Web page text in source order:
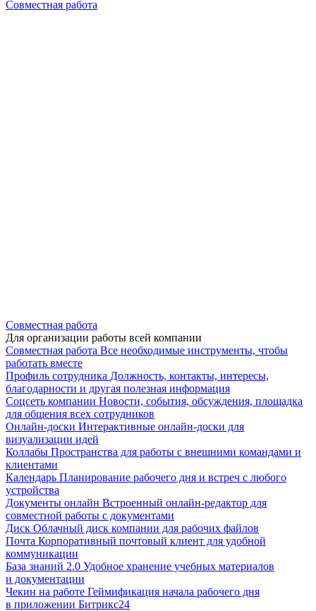
Совместная работа
Совместная работа
Для организации работы всей компании
Совместная работа Все необходимые инструменты, чтобы
работать вместе
Профиль сотрудника Должность, контакты, интересы,
благодарности и другая полезная информация
Соцсеть компании Новости, события, обсуждения, площадка
для общения всех сотрудников
Онлайн-доски Интерактивные онлайн-доски для
визуализации идей
Коллабы Пространства для работы с внешними командами и
клиентами
Календарь Планирование рабочего дня и встреч с любого
устройства
Документы онлайн Встроенный онлайн-редактор для
совместной работы с документами
Диск Облачный диск компании для рабочих файлов
Почта Корпоративный почтовый клиент для удобной
коммуникации
База знаний 2.0 Удобное хранение учебных материалов
и документации
Чекин на работе Геймификация начала рабочего дня
в приложении Битрикс24